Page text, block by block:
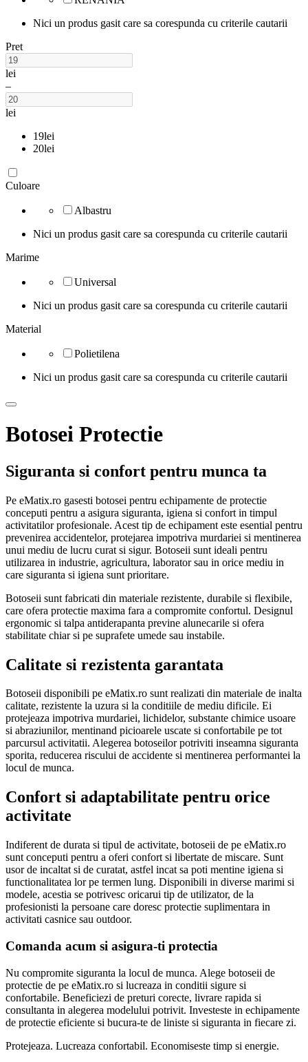
Nici un produs gasit care sa corespunda cu criterile cautarii
Pret
lei
–
lei
19lei
20lei
Culoare
Albastru
Nici un produs gasit care sa corespunda cu criterile cautarii
Marime
Universal
Nici un produs gasit care sa corespunda cu criterile cautarii
Material
Polietilena
Nici un produs gasit care sa corespunda cu criterile cautarii
Botosei Protectie
Siguranta si confort pentru munca ta
Pe eMatix.ro gasesti botosei pentru echipamente de protectie
conceputi pentru a asigura siguranta, igiena si confort in timpul
activitatilor profesionale. Acest tip de echipament este esential pentru
prevenirea accidentelor, protejarea impotriva murdariei si mentinerea
unui mediu de lucru curat si sigur. Botoseii sunt ideali pentru
utilizarea in industrie, agricultura, laborator sau in orice mediu in
care siguranta si igiena sunt prioritare.
Botoseii sunt fabricati din materiale rezistente, durabile si flexibile,
care ofera protectie maxima fara a compromite confortul. Designul
ergonomic si talpa antiderapanta previne alunecarile si ofera
stabilitate chiar si pe suprafete umede sau instabile.
Calitate si rezistenta garantata
Botoseii disponibili pe eMatix.ro sunt realizati din materiale de inalta
calitate, rezistente la uzura si la conditiile de mediu dificile. Ei
protejeaza impotriva murdariei, lichidelor, substante chimice usoare
si abraziunilor, mentinand picioarele uscate si confortabile pe tot
parcursul activitatii. Alegerea botoseilor potriviti inseamna siguranta
sporita, reducerea riscului de accidente si mentinerea performantei la
locul de munca.
Confort si adaptabilitate pentru orice
activitate
Indiferent de durata si tipul de activitate, botoseii de pe eMatix.ro
sunt conceputi pentru a oferi confort si libertate de miscare. Sunt
usor de incaltat si de curatat, astfel incat sa poti mentine igiena si
functionalitatea lor pe termen lung. Disponibili in diverse marimi si
modele, acestia se potrivesc oricarui tip de utilizator, de la
profesionisti la persoane care doresc protectie suplimentara in
activitati casnice sau outdoor.
Comanda acum si asigura-ti protectia
Nu compromite siguranta la locul de munca. Alege botoseii de
protectie de pe eMatix.ro si lucreaza in conditii sigure si
confortabile. Beneficiezi de preturi corecte, livrare rapida si
consultanta in alegerea modelului potrivit. Investeste in echipamente
de protectie eficiente si bucura-te de liniste si siguranta in fiecare zi.
Protejeaza. Lucreaza confortabil. Economiseste timp si energie.